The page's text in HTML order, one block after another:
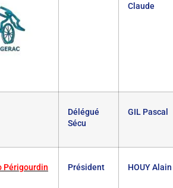
Claude
Délégué
Sécu
GIL Pascal
Périgourdin Président HOUY Alain